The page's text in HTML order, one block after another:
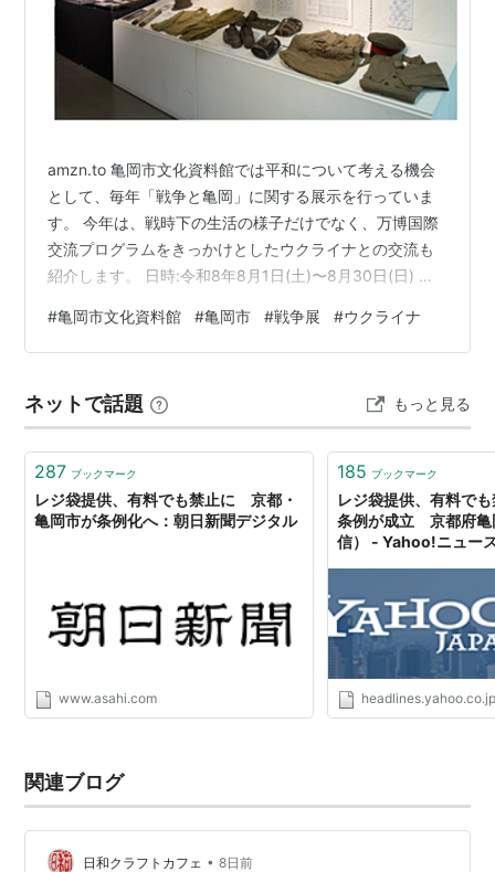
amzn.to 亀岡市文化資料館では平和について考える機会
として、毎年「戦争と亀岡」に関する展示を行っていま
す。 今年は、戦時下の生活の様子だけでなく、万博国際
交流プログラムをきっかけとしたウクライナとの交流も
紹介します。 日時:令和8年8月1日(土)〜8月30日(日) 午
資料館ロビー 当館について | 亀岡市文化資料館 公式サイ
ト 亀岡市文化資料館 決定版 日本の戦争遺跡 大月書店
版〉 作者:奥本剛 潮書房光人新社 Amazon 日本の戦争遺
跡: 保存版ガイド (平凡社新書 2…
#亀岡市文化資料館 #亀岡市 #戦争展 #ウクライナ
ネットで話題 もっと見る
287 ブックマーク
レジ袋提供、有料でも禁止に 京都・
亀岡市が条例化へ：朝日新聞デジタル
www.asahi.com
185 ブックマーク
レジ袋提供、有料で
条例が成立 京都府亀
信） - Yahoo!ニュー
関連ブログ
日和クラフトカフェ • 8日前